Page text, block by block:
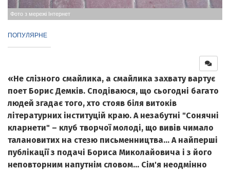
Фото з мережі Інтернет
ПОПУЛЯРНЕ
«Не слізного смайлика, а смайлика захвату вартує
поет Борис Демків. Сподіваюся, що сьогодні багато
людей згадає того, хто стояв біля витоків
літературних інституцій краю. А незабутні "Сонячні
кларнети" – клуб творчої молоді, що вивів чимало
талановитих на стезю письменництва... А найперші
публікації з подачі Бориса Миколайовича і з його
неповторним напутнім словом... Сім'я неодмінно